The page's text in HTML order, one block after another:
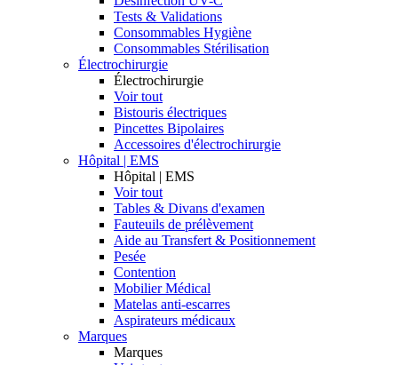
Tests & Validations
Consommables Hygiène
Consommables Stérilisation
Électrochirurgie
Électrochirurgie
Voir tout
Bistouris électriques
Pincettes Bipolaires
Accessoires d'électrochirurgie
Hôpital | EMS
Hôpital | EMS
Voir tout
Tables & Divans d'examen
Fauteuils de prélèvement
Aide au Transfert & Positionnement
Pesée
Contention
Mobilier Médical
Matelas anti-escarres
Aspirateurs médicaux
Marques
Marques